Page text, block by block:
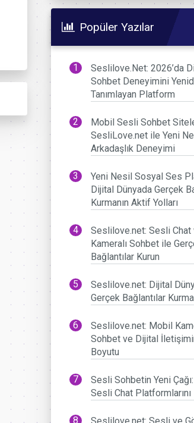
Popüler Yazılar
Seslilove.Net: 2026’da
Sohbet Deneyimini
Tanımlayan Platform
Mobil Sesli Sohbet
SesliLove.net ile Yeni
Arkadaşlık Deneyimi
Yeni Nesil Sosyal Ses
Dijital Dünyada Gerçek
Kurmanın Aktif Yolları
Seslilove.net: Sesli Chat
Kameralı Sohbet ile
Bağlantılar Kurun
Seslilove.net: Dijital
Gerçek Bağlantılar
Seslilove.net: Mobil
Sohbet ve Dijital
Boyutu
Sesli Sohbetin Yeni
Sesli Chat